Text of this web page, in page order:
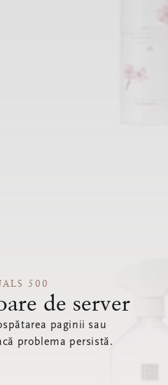
500
de server
paginii sau
problema persistă.